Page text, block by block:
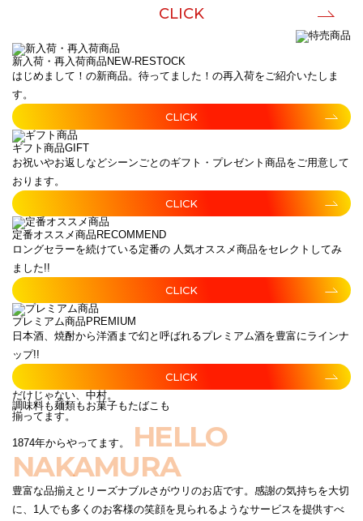
CLICK
新入荷・再入荷商品 NEW-RESTOCK
はじめまして！の新商品。待ってました！の再入荷をご紹介いたしま
す。
CLICK
ギフト商品GIFT
お祝いやお返しなどシーンごとのギフト・プレゼント商品をご用意して
おります。
CLICK
定番オススメ商品 RECOMMEND
ロングセラーを続けている定番の 人気オススメ商品をセレクトしてみ
ました!!
CLICK
プレミアム商品 PREMIUM
日本酒、焼酎から洋酒まで幻と呼ばれるプレミアム酒を豊富にラインナ
ップ!!
CLICK
だけじゃない、中村。
調味料も麺類もお菓子もたばこも
揃ってます。
1874年からやってます。
HELLO
NAKAMURA
豊富な品揃えとリーズナブルさがウリのお店です。感謝の気持ちを大切
に、1人でも多くのお客様の笑顔を見られるようなサービスを提供すべ